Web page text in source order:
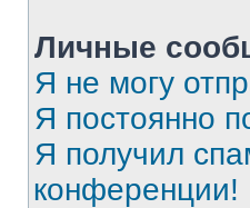
Личные
Я не могу
Я постоянно
Я получил
конференции!